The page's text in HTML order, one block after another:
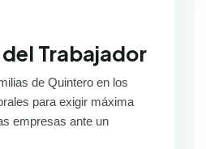
Trabajador
de Quintero en los
para exigir máxima
empresas ante un